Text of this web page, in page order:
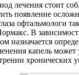
лечения стоит
появление
офтальмологи
В
назначается
капель может
хронических